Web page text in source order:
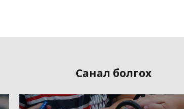
Санал болгох